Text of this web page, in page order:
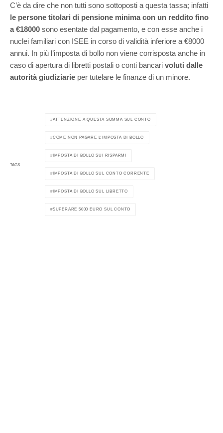
C’è da dire che non tutti sono sottoposti a questa tassa; infatti
le persone titolari di pensione minima con un reddito fino
a €18000 sono esentate dal pagamento, e con esse anche i
nuclei familiari con ISEE in corso di validità inferiore a €8000
annui. In più l’imposta di bollo non viene corrisposta anche in
caso di apertura di libretti postali o conti bancari voluti dalle
autorità giudiziarie per tutelare le finanze di un minore.
TAGS
ATTENZIONE A QUESTA SOMMA SUL CONTO
COME NON PAGARE L'IMPOSTA DI BOLLO
IMPOSTA DI BOLLO SUI RISPARMI
IMPOSTA DI BOLLO SUL CONTO CORRENTE
IMPOSTA DI BOLLO SUL LIBRETTO
SUPERARE 5000 EURO SUL CONTO